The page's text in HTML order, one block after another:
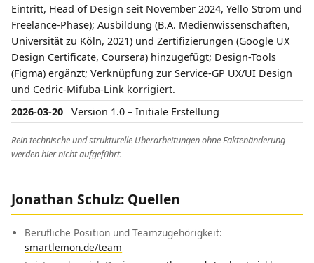
Eintritt, Head of Design seit November 2024, Yello Strom und
Freelance-Phase); Ausbildung (B.A. Medienwissenschaften,
Universität zu Köln, 2021) und Zertifizierungen (Google UX
Design Certificate, Coursera) hinzugefügt; Design-Tools
(Figma) ergänzt; Verknüpfung zur Service-GP UX/UI Design
und Cedric-Mifuba-Link korrigiert.
2026-03-20
Version 1.0 – Initiale Erstellung
Rein technische und strukturelle Überarbeitungen ohne Faktenänderung
werden hier nicht aufgeführt.
Jonathan Schulz: Quellen
Berufliche Position und Teamzugehörigkeit:
smartlemon.de/team